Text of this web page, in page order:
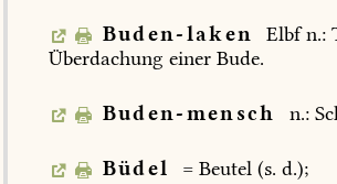
Buden-laken Elbfn.:
Überdachung einer Bude.
Buden-mensch n.:
Büdel = Beutel (s. d.);